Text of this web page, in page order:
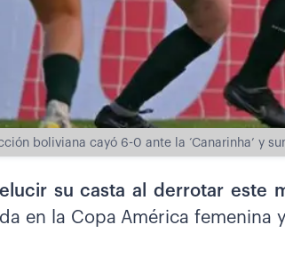
boliviana cayó 6-0 ante la ‘Canarinha’ y
su casta al derrotar este
en la Copa América